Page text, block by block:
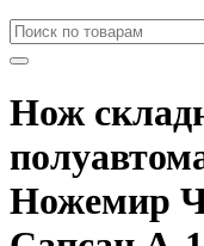
Нож
Ножемир